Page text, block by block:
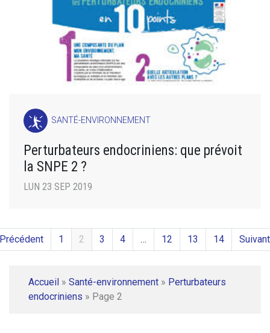
SANTÉ-ENVIRONNEMENT
Perturbateurs endocriniens: que prévoit
la SNPE 2 ?
LUN 23 SEP 2019
1 2 3 4 … 12 13 14
Accueil » Santé-environnement » Perturbateurs
endocriniens » Page 2